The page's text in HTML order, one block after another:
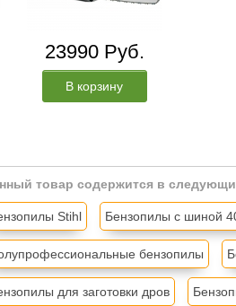
23990 Руб.
В корзину
товар содержится в
Stihl Бензопилы с шиной
бензопилы
для заготовки дров